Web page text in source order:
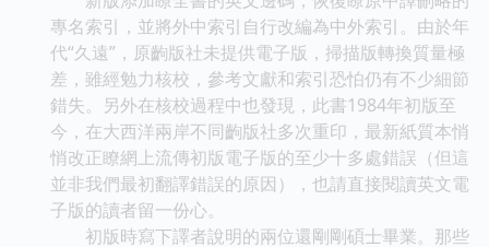
專名索引，並將外中索引自行改編為中外索引。由於年
代“久遠”，原齣版社未提供電子版，掃描版轉換質量極
差，雖經勉力核校，參考文獻和索引恐怕仍有不少細節
錯失。另外在核校過程中也發現，此書1984年初版至
今，在大西洋兩岸不同齣版社多次重印，最新紙質本悄
悄改正瞭網上流傳初版電子版的至少十多處錯誤（但這
並非我們最初翻譯錯誤的原因），也請直接閱讀英文電
子版的讀者留一份心。
初版時寫下譯者說明的兩位還剛剛碩士畢業。那些